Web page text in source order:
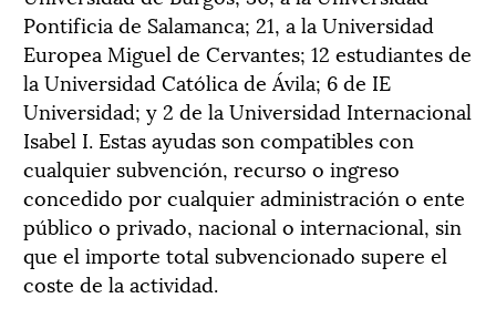
Pontificia de Salamanca; 21, a la Universidad
Europea Miguel de Cervantes; 12 estudiantes de
la Universidad Católica de Ávila; 6 de IE
Universidad; y 2 de la Universidad Internacional
Isabel I. Estas ayudas son compatibles con
cualquier subvención, recurso o ingreso
concedido por cualquier administración o ente
público o privado, nacional o internacional, sin
que el importe total subvencionado supere el
coste de la actividad.